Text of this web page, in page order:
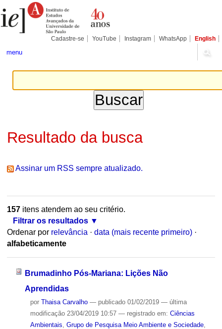
para
conteúdo.
Pessoais
Cadastre-se YouTube Instagram WhatsApp English
menu
Resultado da busca
Assinar um RSS sempre atualizado.
157itens atendem ao seu critério.
Filtrar os resultados
Ordenar por relevância · data (mais recente primeiro) ·
alfabeticamente
Brumadinho Pós-Mariana: Lições Não
Aprendidas
por Thaisa Carvalho — publicado01/02/2019 — última
modificação23/04/2019 10:57 — registrado em: Ciências
Ambientais Grupo de Pesquisa Meio Ambiente e Sociedade,